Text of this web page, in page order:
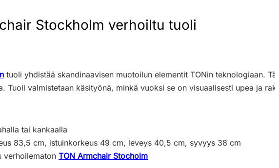
Stockholm verhoiltu tuoli
tuoli yhdistää skandinaavisen muotoilun elementit TONin teknologiaan.
Tuoli valmistetaan käsityönä, minkä vuoksi se on visuaalisesti upea ja
tai kankaalla
83,5 cm, istuinkorkeus 49 cm, leveys 40,5 cm, syvyys 38 cm
verhoilematon TON Armchair Stocholm